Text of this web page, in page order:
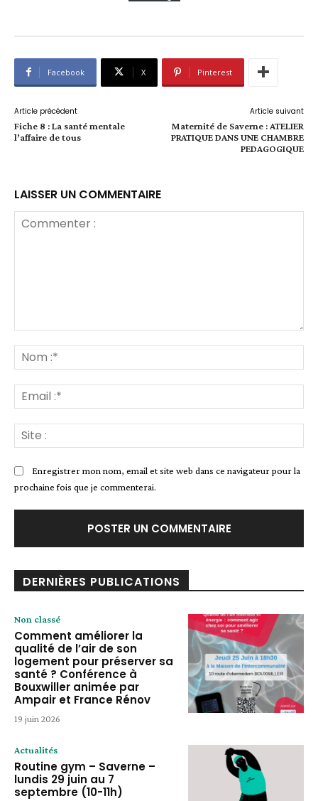
Facebook X Pinterest
Article précédent
Fiche 8 : La santé mentale
l’affaire de tous
Article suivant
Maternité de Saverne : ATELIER
PRATIQUE DANS UNE CHAMBRE
PEDAGOGIQUE
LAISSER UN COMMENTAIRE
:*
:*
:
Enregistrer mon nom, email et site web dans ce navigateur pour la
prochaine fois que je commenterai.
DERNIÈRES PUBLICATIONS
Non classé
Comment améliorer la
qualité de l’air de son
logement pour préserver sa
santé ? Conférence à
Bouxwiller animée par
Ampair et France Rénov
19 juin 2026
Actualités
Routine gym – Saverne –
lundis 29 juin au 7
septembre (10-11h)